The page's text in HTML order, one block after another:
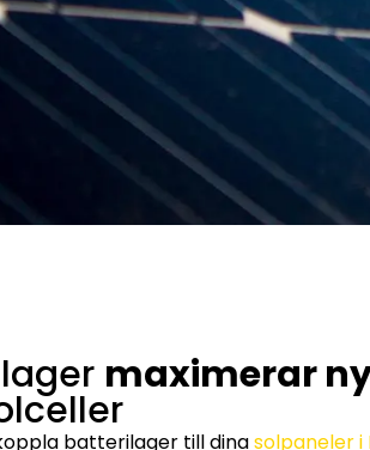
maximerar
batterilager till dinasolpaneler i